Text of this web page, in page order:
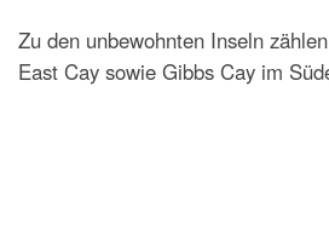
Zu den unbewohnten Inseln
East Cay sowie Gibbs Cay im